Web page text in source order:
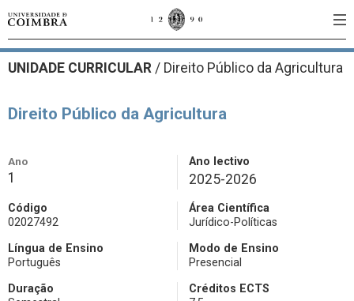
UNIDADE CURRICULAR / Direito Público da Agricultura
Direito Público da Agricultura
Ano
1
Ano lectivo
2025-2026
Código
02027492
Área Científica
Jurídico-Políticas
Língua de Ensino
Português
Modo de Ensino
Presencial
Duração
Créditos ECTS